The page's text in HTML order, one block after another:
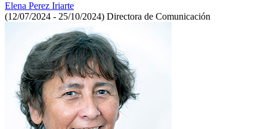
Elena Perez Iriarte
(12/07/2024 - 25/10/2024) Directora de Comunicación